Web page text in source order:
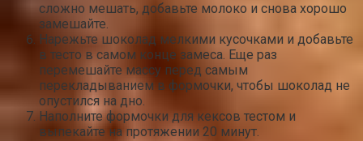
сложно мешать, добавьте молоко и снова хорошо
замешайте.
Нарежьте шоколад мелкими кусочками и добавьте
в тесто в самом конце замеса. Еще раз
перемешайте массу перед самым
перекладыванием в формочки, чтобы шоколад не
опустился на дно.
Наполните формочки для кексов тестом и
выпекайте на протяжении 20 минут.